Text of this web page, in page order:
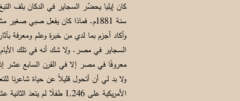
كان إيليا يحضِّر السجاير في الدكان بلف
سنة 1881م. فماذا كان يفعل صبي
وأكاد أجزم بما لدي من خبرة وعلم ومعرفة
معروفًا في مصر إلا في القرن السابع
ولا بد لي أن أتحول قليلاً عن حياة
الأمريكية على 1,246